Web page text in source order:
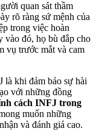
quan sát thầm
rõ ràng sứ mệnh của
trong việc hoàn
vào đó, họ bù đắp cho
vụ trước mắt và cam
khi đảm bảo sự hài
với những đồng
cách INFJ trong
muốn những
và đánh giá cao.